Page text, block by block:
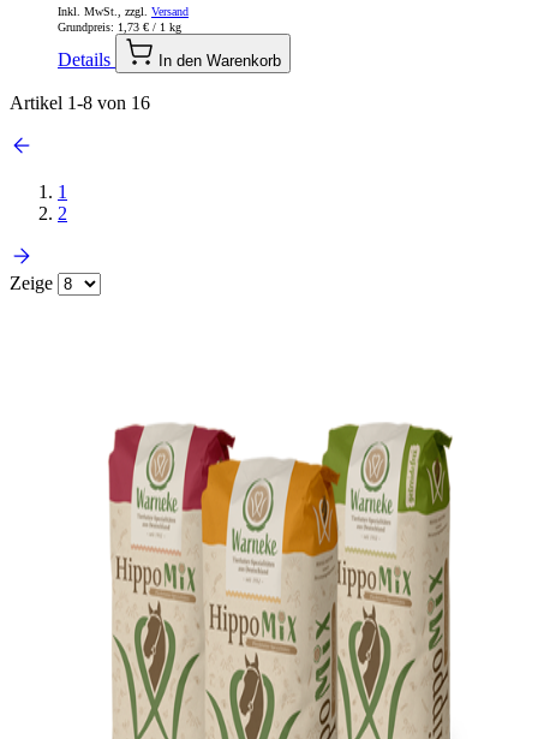
Inkl. MwSt., zzgl. Versand
Grundpreis: 1,73 € / 1 kg
Details In den Warenkorb
Artikel 1-8 von 16
1
2
Zeige